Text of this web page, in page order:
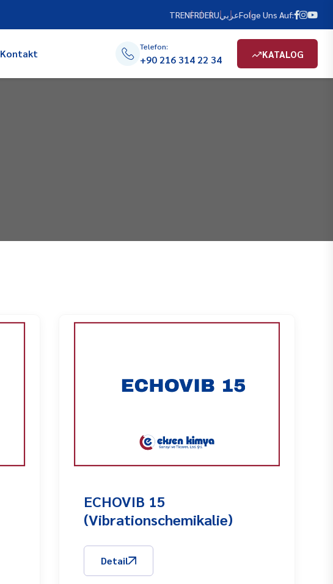
TRENFRDERUعربيFolge Uns Auf:
Kontakt
Telefon:
+90 216 314 22 34 KATALOG
ECHOVIB 15
(Vibrationschemikalie)
Detail